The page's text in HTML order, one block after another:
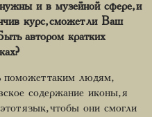
и в музейной сфере, и
курс, сможет ли Ваш
автором кратких
таким людям,
содержание иконы, я
язык, чтобы они смогли